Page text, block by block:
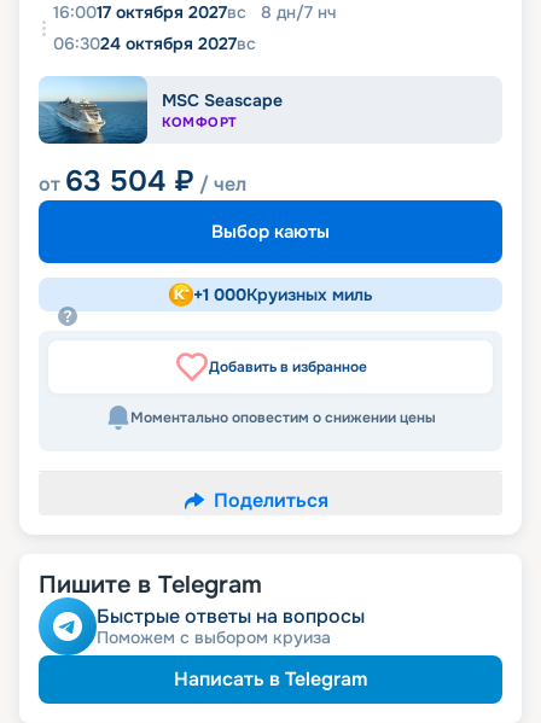
16:0017 октября 2027вс 8 дн/7 нч
06:3024 октября 2027вс
MSC Seascape
КОМФОРТ
от 63 504 ₽ / чел
Выбор каюты
+1 000Круизных миль
Добавить в избранное
Моментально оповестим о снижении цены
Поделиться
Пишите в Telegram
Быстрые ответы на вопросы
Поможем с выбором круиза
Написать в Telegram